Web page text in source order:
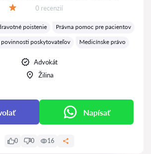
Recenzií:
0 recenzií
poistenie
Právna pomoc pre pacientov
povinnosti poskytovateľov
Medicínske právo
Advokát
Žilina
Napísať
0 0 16